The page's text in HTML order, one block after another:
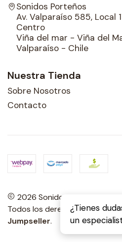
Sonidos Porteños
Av. Valparaíso 585, Local
Centro
Viña del mar - Viña del
Valparaíso - Chile
Nuestra Tienda
Sobre Nosotros
Contacto
2026 Sonidos Porteños.
Todos los derechos
Jumpseller.
¿Tienes
un